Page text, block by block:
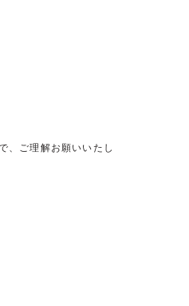
、ご理解お願いいたし